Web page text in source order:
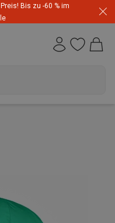
Bis zu -60 % im